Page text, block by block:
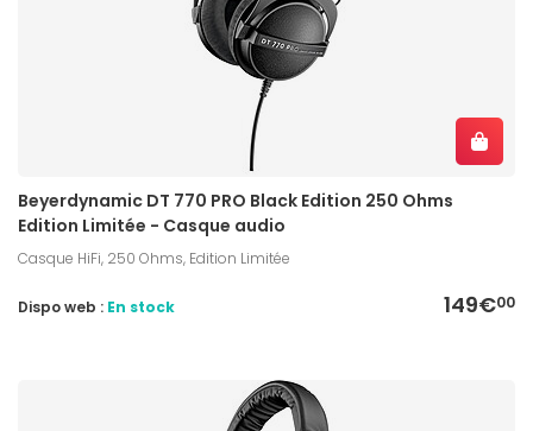
Beyerdynamic DT 770 PRO Black Edition 250 Ohms
Edition Limitée - Casque audio
Casque HiFi, 250 Ohms, Edition Limitée
149€00
Dispo web : En stock